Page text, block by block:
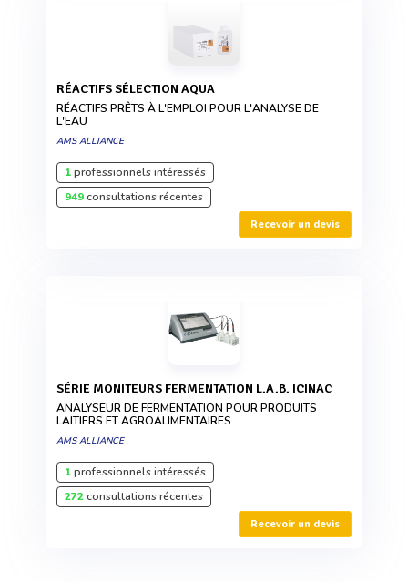
RÉACTIFS SÉLECTION AQUA
RÉACTIFS PRÊTS À L'EMPLOI POUR L'ANALYSE DE
L'EAU
AMS ALLIANCE
1professionnels intéressés
949consultations récentes
Recevoir un devis
SÉRIE MONITEURS FERMENTATION L.A.B. ICINAC
ANALYSEUR DE FERMENTATION POUR PRODUITS
LAITIERS ET AGROALIMENTAIRES
AMS ALLIANCE
1professionnels intéressés
272consultations récentes
Recevoir un devis